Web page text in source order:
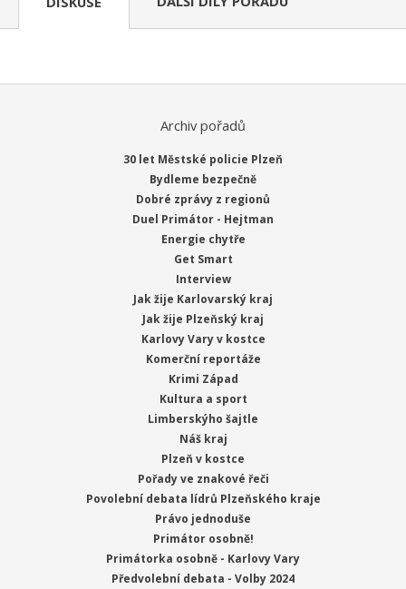
Archiv pořadů
30 let Městské policie Plzeň
Bydleme bezpečně
Dobré zprávy z regionů
Duel Primátor - Hejtman
Energie chytře
Get Smart
Interview
Jak žije Karlovarský kraj
Jak žije Plzeňský kraj
Karlovy Vary v kostce
Komerční reportáže
Krimi Západ
Kultura a sport
Limberskýho šajtle
Náš kraj
Plzeň v kostce
Pořady ve znakové řeči
Povolební debata lídrů Plzeňského kraje
Právo jednoduše
Primátor osobně!
Primátorka osobně - Karlovy Vary
Předvolební debata - Volby 2024